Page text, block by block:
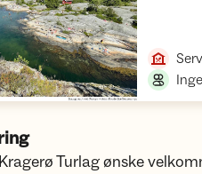
Turlag ønske